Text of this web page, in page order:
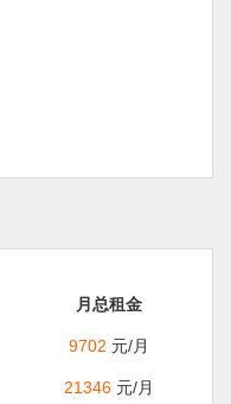
月总租金
9702 元/月
21346 元/月